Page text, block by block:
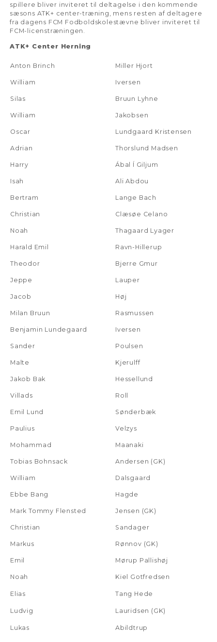
spillere bliver inviteret til deltagelse i den kommende
sæsons ATK+ center-træning, mens resten af deltagere
fra dagens FCM Fodboldskolestævne bliver inviteret til
FCM-licenstræningen.
ATK+ Center Herning
Anton Brinch Miller Hjort
William Iversen
Silas Bruun Lyhne
William Jakobsen
Oscar Lundgaard Kristensen
Adrian Thorslund Madsen
Harry Ábal Í Giljum
Isah Ali Abdou
Bertram Lange Bach
Christian Clæsøe Celano
Noah Thagaard Lyager
Harald Emil Ravn-Hillerup
Theodor Bjerre Gmur
Jeppe Lauper
Jacob Høj
Milan Bruun Rasmussen
Benjamin Lundegaard Iversen
Sander Poulsen
Malte Kjerulff
Jakob Bak Hessellund
Villads Roll
Emil Lund Sønderbæk
Paulius Velzys
Mohammad Maanaki
Tobias Bohnsack Andersen (GK)
William Dalsgaard
Ebbe Bang Hagde
Mark Tommy Flensted Jensen (GK)
Christian Sandager
Markus Rønnov (GK)
Emil Mørup Pallishøj
Noah Kiel Gotfredsen
Elias Tang Hede
Ludvig Lauridsen (GK)
Lukas Abildtrup